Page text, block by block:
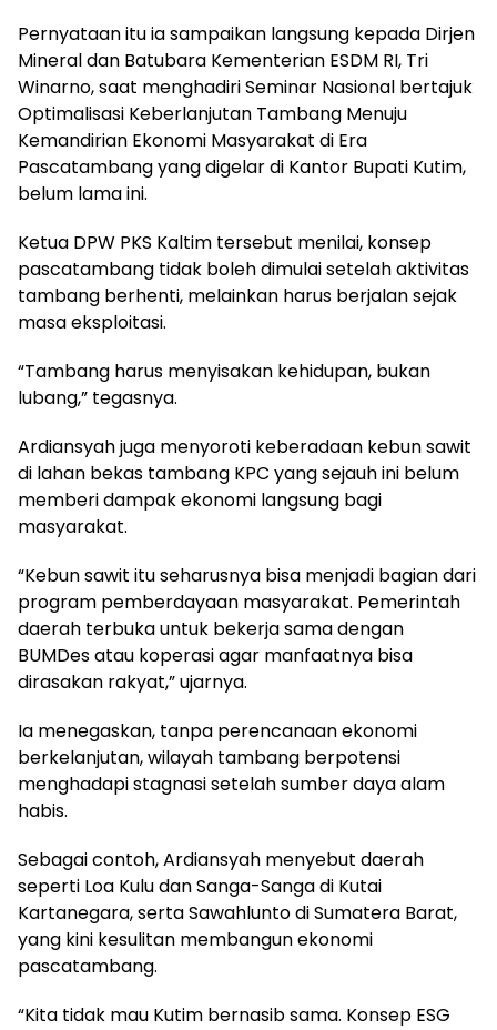
Pernyataan itu ia sampaikan langsung kepada Dirjen
Mineral dan Batubara Kementerian ESDM RI, Tri
Winarno, saat menghadiri Seminar Nasional bertajuk
Optimalisasi Keberlanjutan Tambang Menuju
Kemandirian Ekonomi Masyarakat di Era
Pascatambang yang digelar di Kantor Bupati Kutim,
belum lama ini.
Ketua DPW PKS Kaltim tersebut menilai, konsep
pascatambang tidak boleh dimulai setelah aktivitas
tambang berhenti, melainkan harus berjalan sejak
masa eksploitasi.
“Tambang harus menyisakan kehidupan, bukan
lubang,” tegasnya.
Ardiansyah juga menyoroti keberadaan kebun sawit
di lahan bekas tambang KPC yang sejauh ini belum
memberi dampak ekonomi langsung bagi
masyarakat.
“Kebun sawit itu seharusnya bisa menjadi bagian dari
program pemberdayaan masyarakat. Pemerintah
daerah terbuka untuk bekerja sama dengan
BUMDes atau koperasi agar manfaatnya bisa
dirasakan rakyat,” ujarnya.
Ia menegaskan, tanpa perencanaan ekonomi
berkelanjutan, wilayah tambang berpotensi
menghadapi stagnasi setelah sumber daya alam
habis.
Sebagai contoh, Ardiansyah menyebut daerah
seperti Loa Kulu dan Sanga-Sanga di Kutai
Kartanegara, serta Sawahlunto di Sumatera Barat,
yang kini kesulitan membangun ekonomi
pascatambang.
“Kita tidak mau Kutim bernasib sama. Konsep ESG